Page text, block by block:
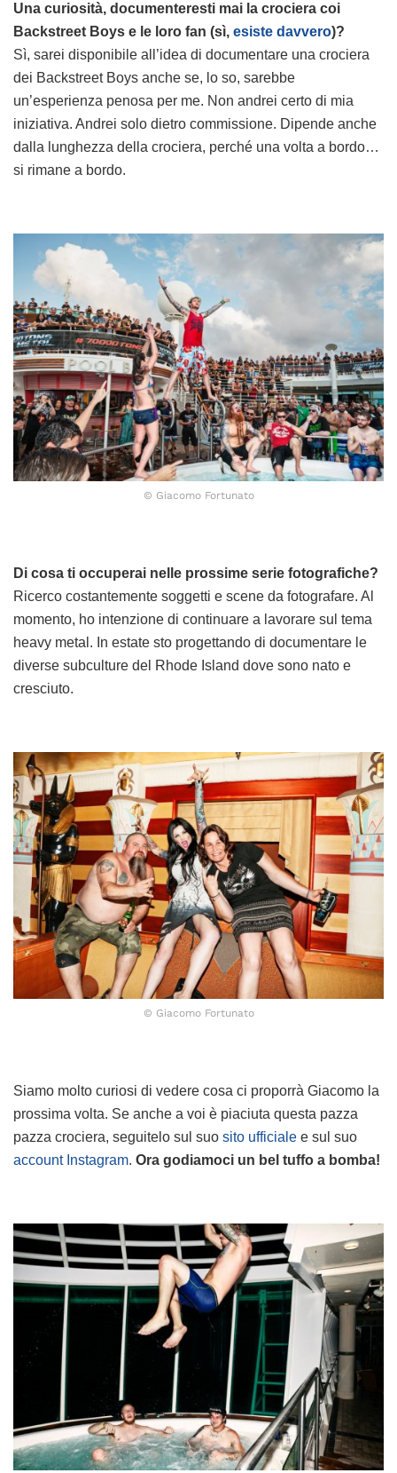
Una curiosità, documenteresti mai la crociera coi
Backstreet Boys e le loro fan (sì, esiste davvero)?
Sì, sarei disponibile all’idea di documentare una crociera
dei Backstreet Boys anche se, lo so, sarebbe
un’esperienza penosa per me. Non andrei certo di mia
iniziativa. Andrei solo dietro commissione. Dipende anche
dalla lunghezza della crociera, perché una volta a bordo…
si rimane a bordo.
© Giacomo Fortunato
Di cosa ti occuperai nelle prossime serie fotografiche?
Ricerco costantemente soggetti e scene da fotografare. Al
momento, ho intenzione di continuare a lavorare sul tema
heavy metal. In estate sto progettando di documentare le
diverse subculture del Rhode Island dove sono nato e
cresciuto.
© Giacomo Fortunato
Siamo molto curiosi di vedere cosa ci proporrà Giacomo la
prossima volta. Se anche a voi è piaciuta questa pazza
pazza crociera, seguitelo sul suo sito ufficiale e sul suo
account Instagram. Ora godiamoci un bel tuffo a bomba!